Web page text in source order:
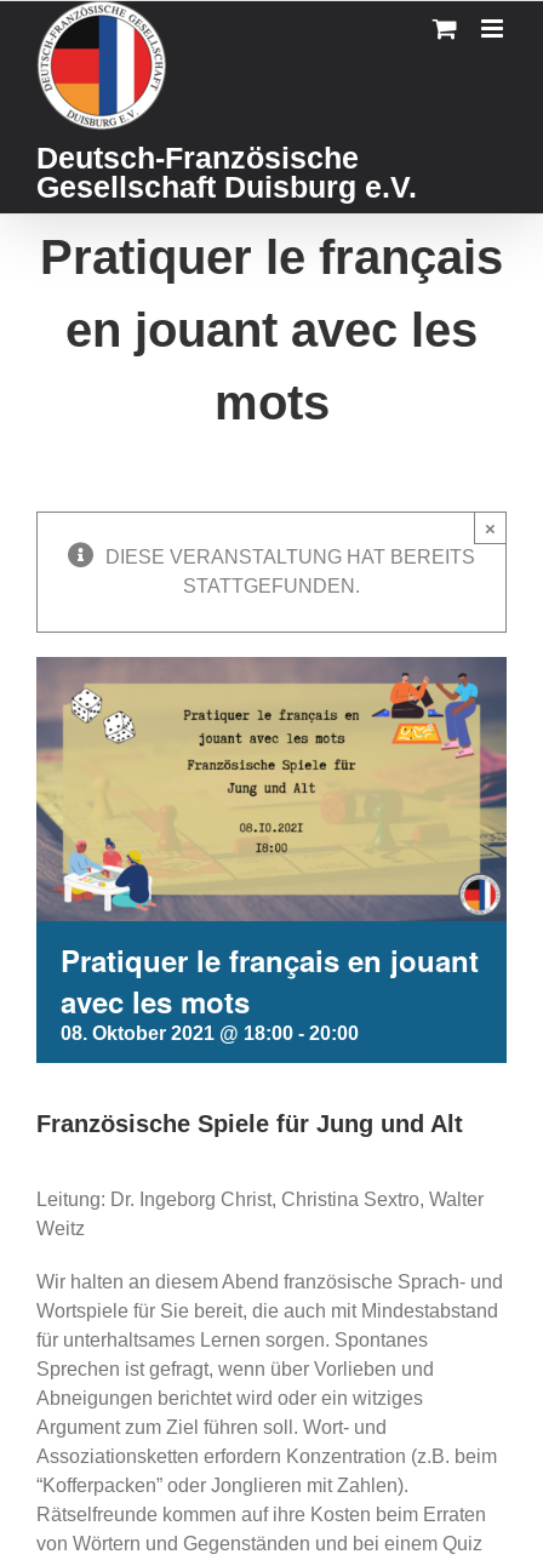
content
Deutsch-Französische
Gesellschaft Duisburg e.V.
Pratiquer le français
en jouant avec les
mots
DIESE VERANSTALTUNG HAT BEREITS
STATTGEFUNDEN.
×
Pratiquer le français en jouant
avec les mots
08. Oktober 2021 @ 18:00 - 20:00
Französische Spiele für Jung und Alt
Leitung: Dr. Ingeborg Christ, Christina Sextro, Walter
Weitz
Wir halten an diesem Abend französische Sprach- und
Wortspiele für Sie bereit, die auch mit Mindestabstand
für unterhaltsames Lernen sorgen. Spontanes
Sprechen ist gefragt, wenn über Vorlieben und
Abneigungen berichtet wird oder ein witziges
Argument zum Ziel führen soll. Wort- und
Assoziationsketten erfordern Konzentration (z.B. beim
“Kofferpacken” oder Jonglieren mit Zahlen).
Rätselfreunde kommen auf ihre Kosten beim Erraten
von Wörtern und Gegenständen und bei einem Quiz